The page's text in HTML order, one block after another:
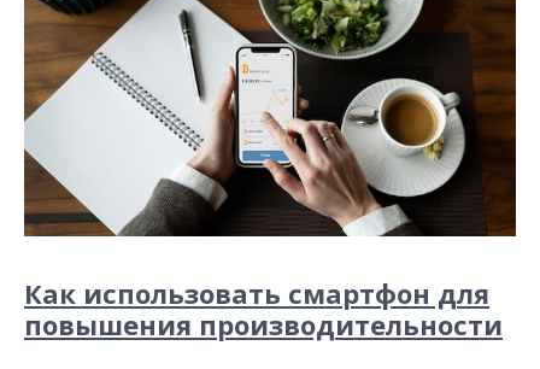
Как использовать смартфон для
повышения производительности